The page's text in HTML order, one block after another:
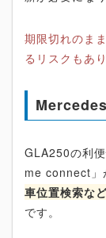
期限切れのま
るリスクもあり
GLA250の利
me connect」
車位置検索な
です。